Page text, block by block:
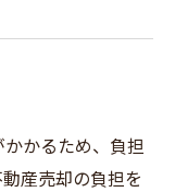
かるため、負担
産売却の負担を